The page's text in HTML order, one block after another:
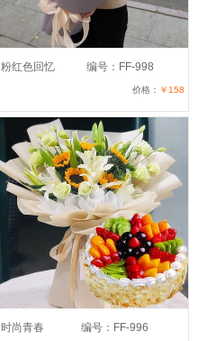
粉红色回忆 编号：FF-998
价格： ￥158
时尚青春 编号：FF-996